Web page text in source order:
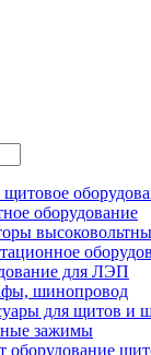
оборудование
для ЛЭП
шинопровод
для щитов и
зажимы
оборудование